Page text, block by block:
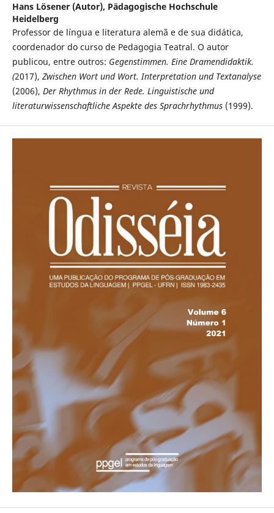
Hans Lösener (Autor), Pädagogische Hochschule
Heidelberg
Professor de língua e literatura alemã e de sua didática,
coordenador do curso de Pedagogia Teatral. O autor
publicou, entre outros: Gegenstimmen. Eine Dramendidaktik.
(2017), Zwischen Wort und Wort. Interpretation und Textanalyse
(2006), Der Rhythmus in der Rede. Linguistische und
literaturwissenschaftliche Aspekte des Sprachrhythmus(1999).